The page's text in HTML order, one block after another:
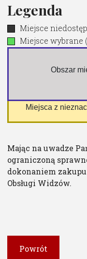
Legenda
Miejsce
Miejsce wybrane
Obszar
Miejsca z
Mając na uwadze
ograniczoną
dokonaniem
Obsługi Widzów.
Powrót